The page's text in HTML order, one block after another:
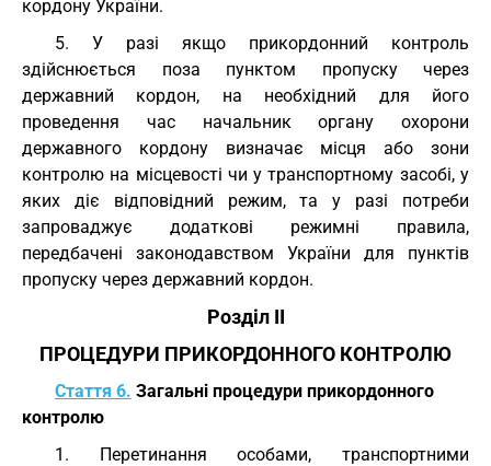
кордону України.
5. У разі якщо прикордонний контроль
здійснюється поза пунктом пропуску через
державний кордон, на необхідний для його
проведення час начальник органу охорони
державного кордону визначає місця або зони
контролю на місцевості чи у транспортному засобі, у
яких діє відповідний режим, та у разі потреби
запроваджує додаткові режимні правила,
передбачені законодавством України для пунктів
пропуску через державний кордон.
Розділ II
ПРОЦЕДУРИ ПРИКОРДОННОГО КОНТРОЛЮ
Стаття 6. Загальні процедури прикордонного
контролю
1. Перетинання особами, транспортними